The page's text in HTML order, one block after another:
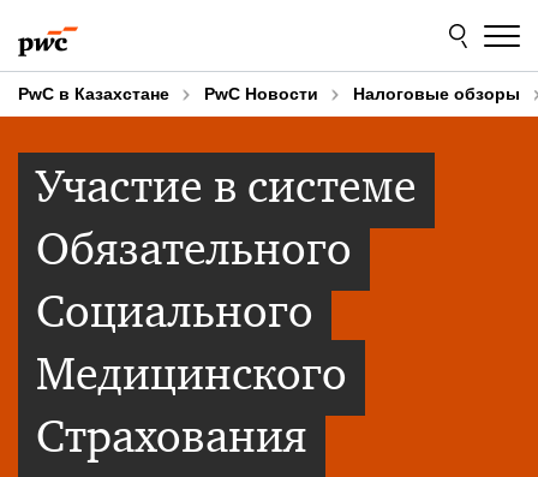
to
content
to
footer
PwC в Казахстане PwC Новости Налоговые обзоры
Участие в системе
Обязательного
Социального
Медицинского
Страхования